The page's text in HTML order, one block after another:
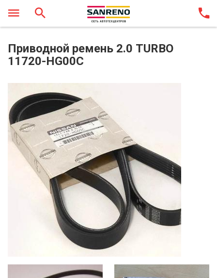
Приводной ремень 2.0 TURBO
11720-HG00C